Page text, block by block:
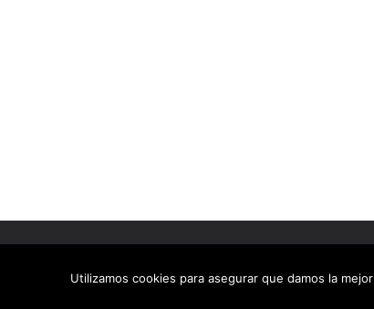
Tema:ColorMagpor ThemeGrill. Funciona
Utilizamos cookies para asegurar que damos la